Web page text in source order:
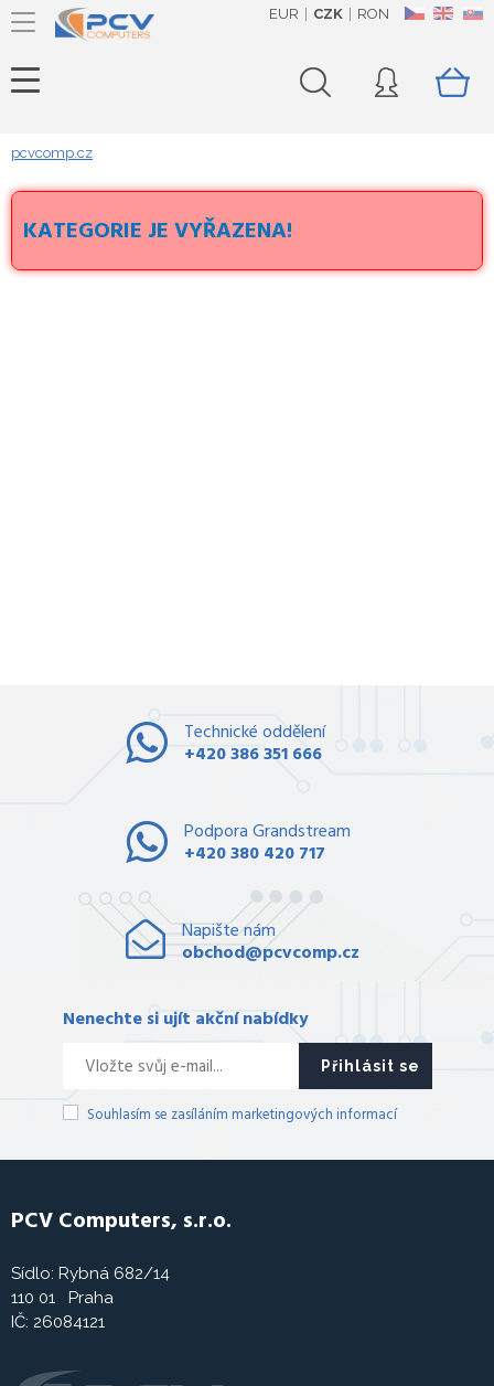
CZ EN SK
EUR CZK RON
pcvcomp.cz
KATEGORIE JE VYŘAZENA!
Technické oddělení
+420 386 351 666
Podpora Grandstream
+420 380 420 717
Napište nám
obchod@pcvcomp.cz
Nenechte si ujít akční nabídky
Přihlásit se
Souhlasím se zasíláním marketingových informací
PCV Computers, s.r.o.
Sídlo: Rybná 682/14
110 01 Praha
IČ: 26084121